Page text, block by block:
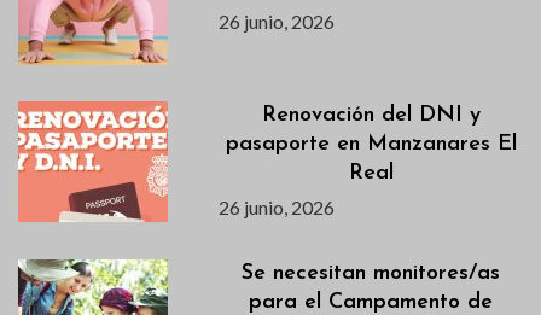
26 junio, 2026
Renovación del DNI y
pasaporte en Manzanares El
Real
26 junio, 2026
Se necesitan monitores/as
para el Campamento de